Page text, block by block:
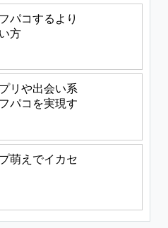
パコするより
方
リや出会い系
パコを実現す
萌えでイカセ